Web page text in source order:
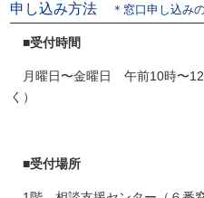
申し込み方法 ＊窓口申し込み
■受付時間
月曜日〜金曜日 午前10時〜
く）
■受付場所